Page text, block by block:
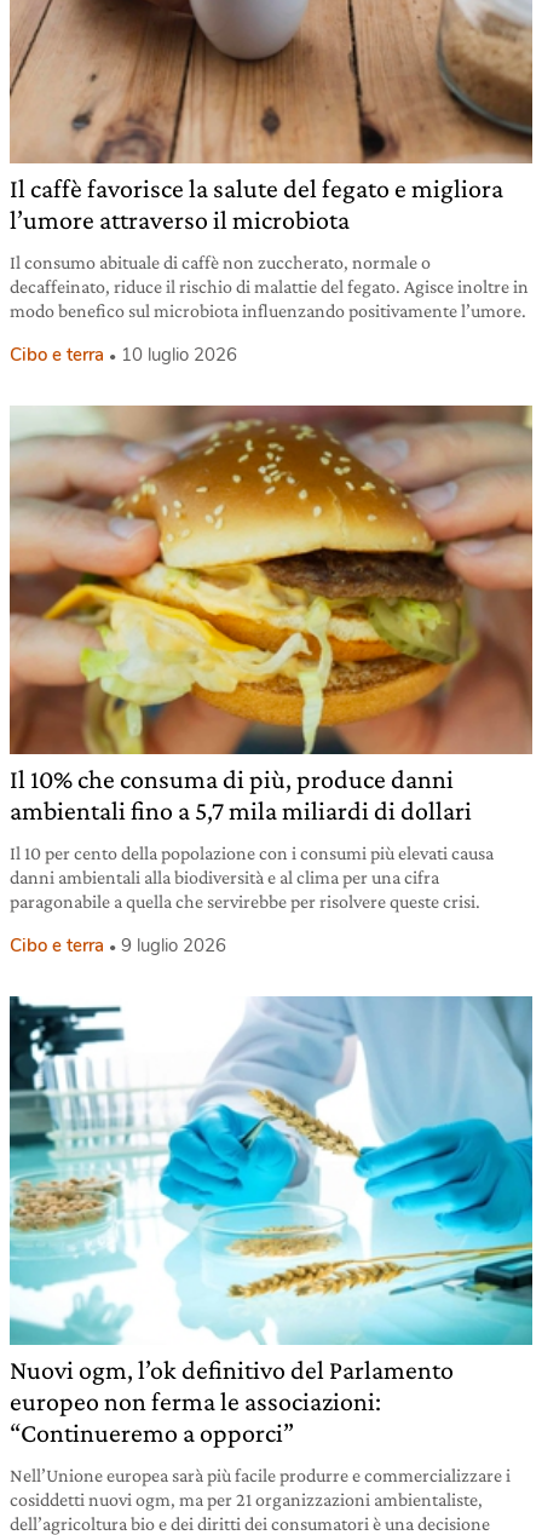
Il caffè favorisce la salute del fegato e migliora
l’umore attraverso il microbiota
Il consumo abituale di caffè non zuccherato, normale o
decaffeinato, riduce il rischio di malattie del fegato. Agisce inoltre in
modo benefico sul microbiota influenzando positivamente l’umore.
Cibo e terra 10 luglio 2026
Il 10% che consuma di più, produce danni
ambientali fino a 5,7 mila miliardi di dollari
Il 10 per cento della popolazione con i consumi più elevati causa
danni ambientali alla biodiversità e al clima per una cifra
paragonabile a quella che servirebbe per risolvere queste crisi.
Cibo e terra 9 luglio 2026
Nuovi ogm, l’ok definitivo del Parlamento
europeo non ferma le associazioni:
“Continueremo a opporci”
Nell’Unione europea sarà più facile produrre e commercializzare i
cosiddetti nuovi ogm, ma per 21 organizzazioni ambientaliste,
dell’agricoltura bio e dei diritti dei consumatori è una decisione